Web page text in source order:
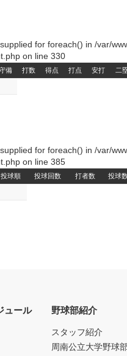
for foreach() in /var/
on line 330
備 打数 得点 打点 安打 二
for foreach() in /var/
on line 385
投球順 投球回数 打者数 投球
ュール 野球部紹介
スタッフ紹介
周南公立大学野球